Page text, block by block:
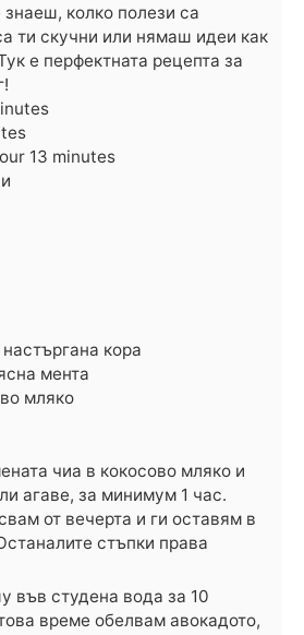
колко полези са
ти скучни или нямаш идеи как
е перфектната рецепта за
13 minutes
minutes
кора
мента
мляко
чиа в кокосово мляко и
агаве, за минимум 1 час.
от вечерта и ги оставям в
стъпки права
във студена вода за 10
време обелвам авокадото,